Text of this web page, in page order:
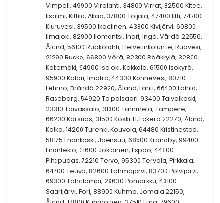
Vimpeli, 49900 Virolahti, 34800 Virrat, 82500 Kitee,
Iisalmi, Kittilä, Akaa, 37800 Toijala, 47400 Iitti, 74700
Kiuruvesi, 39500 Ikaalinen, 43800 Kivijärvi, 60800
Ilmajoki, 82900 Ilomantsi, Inari, Ingå, Vårdö 22550,
Åland, 56100 Ruokolahti, Helvetinkoluntie, Ruovesi,
21290 Rusko, 66800 Vörå, 82300 Rääkkylä, 32800
Kokemäki, 64900 Isojoki, Kokkola, 61500 Isokyrö,
95900 Kolari, Imatra, 44300 Konnevesi, 80710
Lehmo, Brändö 22920, Åland, Lahti, 66400 Laihia,
Raseborg, 54920 Taipalsaari, 93400 Taivalkoski,
23310 Taivassalo, 31300 Tammela, Tampere,
66200 Korsnäs, 31500 Koski Tl, Eckerö 22270, Åland,
Kotka, 14200 Turenki, Kouvola, 64480 Kristinestad,
58175 Enonkoski, Joensuu, 68500 Kronoby, 99400
Enontekiö, 31600 Jokioinen, Espoo, 44800
Pihtipudas, 72210 Tervo, 95300 Tervola, Pirkkala,
64700 Teuva, 82600 Tohmajärvi, 83700 Polvijärvi,
69300 Toholampi, 29630 Pomarkku, 43100
Saarijärvi, Pori, 88900 Kuhmo, Jomala 22150,